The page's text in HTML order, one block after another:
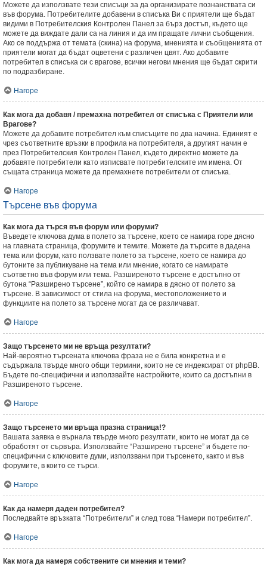
Можете да използвате тези списъци за да организирате познанствата си
във форума. Потребителите добавени в списъка Ви с приятели ще бъдат
видими в Потребителския Контролен Панел за бърз достъп, където ще
можете да виждате дали са на линия и да им пращате лични съобщения.
Ако се поддържа от темата (скина) на форума, мненията и съобщенията от
приятели могат да бъдат оцветени с различен цвят. Ако добавите
потребител в списъка си с врагове, всички негови мнения ще бъдат скрити
по подразбиране.
Нагоре
Как мога да добавя / премахна потребител от списъка с Приятели или
Врагове?
Можете да добавите потребител към списъците по два начина. Единият е
чрез съответните връзки в профила на потребителя, а другият начин е
през Потребителския Контролен Панел, където директно можете да
добавяте потребители като изписвате потребителските им имена. От
същата страница можете да премахнете потребители от списъка.
Нагоре
Търсене във форума
Как мога да търся във форум или форуми?
Въведете ключова дума в полето за търсене, което се намира горе дясно
на главната страница, форумите и темите. Можете да търсите в дадена
тема или форум, като ползвате полето за търсене, което се намира до
бутоните за публикуване на тема или мнение, когато се намирате
съответно във форум или тема. Разширеното търсене е достъпно от
бутона “Разширено търсене”, който се намира в дясно от полето за
търсене. В зависимост от стила на форума, местоположението и
функциите на полето за търсене могат да се различават.
Нагоре
Защо търсенето ми не връща резултати?
Най-вероятно търсената ключова фраза не е била конкретна и е
съдържала твърде много общи термини, които не се индексират от phpBB.
Бъдете по-специфични и използвайте настройките, които са достъпни в
Разширеното търсене.
Нагоре
Защо търсенето ми връща празна страница!?
Вашата заявка е върнала твърде много резултати, които не могат да се
обработят от сървъра. Използвайте “Разширено търсене” и бъдете по-
специфични с ключовите думи, използвани при търсенето, както и във
форумите, в които се търси.
Нагоре
Как да намеря даден потребител?
Последвайте връзката “Потребители” и след това “Намери потребител”.
Нагоре
Как мога да намеря собствените си мнения и теми?